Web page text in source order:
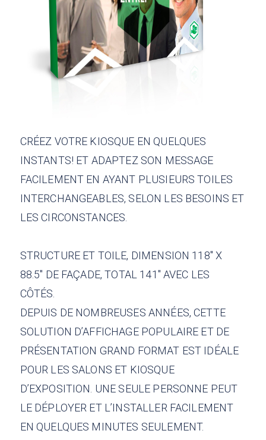
CRÉEZ VOTRE KIOSQUE EN QUELQUES
INSTANTS! ET ADAPTEZ SON MESSAGE
FACILEMENT EN AYANT PLUSIEURS TOILES
INTERCHANGEABLES, SELON LES BESOINS ET
LES CIRCONSTANCES.
STRUCTURE ET TOILE, DIMENSION 118″ X
88.5″ DE FAÇADE, TOTAL 141″ AVEC LES
CÔTÉS.
DEPUIS DE NOMBREUSES ANNÉES, CETTE
SOLUTION D’AFFICHAGE POPULAIRE ET DE
PRÉSENTATION GRAND FORMAT EST IDÉALE
POUR LES SALONS ET KIOSQUE
D’EXPOSITION. UNE SEULE PERSONNE PEUT
LE DÉPLOYER ET L’INSTALLER FACILEMENT
EN QUELQUES MINUTES SEULEMENT.